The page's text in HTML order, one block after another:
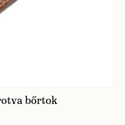
bőrtok